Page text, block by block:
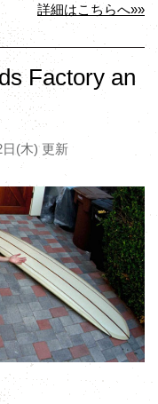
詳細はこちらへ»»
Factory an
(木) 更新